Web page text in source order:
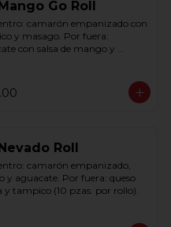
Go Roll
camarón empanizado con
y masago. Por fuera:
con salsa de mango y
Roll
camarón empanizado,
y aguacate. Por fuera: queso
y tampico (10 pzas. por rollo).